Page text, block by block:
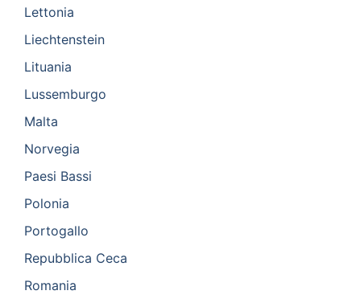
Lettonia
Liechtenstein
Lituania
Lussemburgo
Malta
Norvegia
Paesi Bassi
Polonia
Portogallo
Repubblica Ceca
Romania